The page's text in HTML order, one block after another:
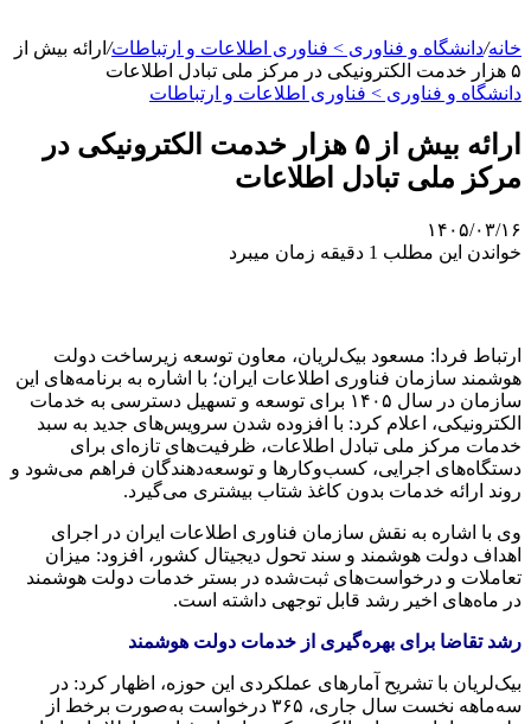
خانه/دانشگاه و فناوری > فناوری اطلاعات و ارتباطات/ ارائه بیش از
۵ هزار خدمت الکترونیکی در مرکز ملی تبادل اطلاعات
دانشگاه و فناوری > فناوری اطلاعات و ارتباطات
ارائه بیش از ۵ هزار خدمت الکترونیکی در
مرکز ملی تبادل اطلاعات
۱۴۰۵/۰۳/۱۶
خواندن این مطلب 1 دقیقه زمان میبرد
ارتباط فردا: مسعود بیک‌لریان، معاون توسعه زیرساخت دولت
هوشمند سازمان فناوری اطلاعات ایران؛ با اشاره به برنامه‌های این
سازمان در سال ۱۴۰۵ برای توسعه و تسهیل دسترسی به خدمات
الکترونیکی، اعلام کرد: با افزوده شدن سرویس‌های جدید به سبد
خدمات مرکز ملی تبادل اطلاعات، ظرفیت‌های تازه‌ای برای
دستگاه‌های اجرایی، کسب‌وکارها و توسعه‌دهندگان فراهم می‌شود و
روند ارائه خدمات بدون کاغذ شتاب بیشتری می‌گیرد.
وی با اشاره به نقش سازمان فناوری اطلاعات ایران در اجرای
اهداف دولت هوشمند و سند تحول دیجیتال کشور، افزود: میزان
تعاملات و درخواست‌های ثبت‌شده در بستر خدمات دولت هوشمند
در ماه‌های اخیر رشد قابل توجهی داشته است.
رشد تقاضا برای بهره‌گیری از خدمات دولت هوشمند
بیک‌لریان با تشریح آمارهای عملکردی این حوزه، اظهار کرد: در
سه‌ماهه نخست سال جاری، ۳۶۵ درخواست به‌صورت برخط از